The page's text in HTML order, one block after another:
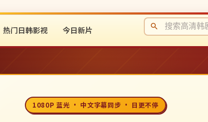
热门日韩影视 今日新片
1080P 蓝光 · 中文字幕同步 · 日更不停